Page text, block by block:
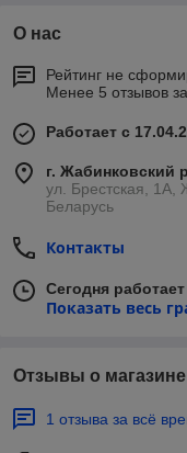
О нас
Рейтинг не
Менее 5 отзывов
Работает с
г. Жабинковский
ул. Брестская, 1А,
Беларусь
Контакты
Сегодня
Показать весь
Отзывы о магазине
1 отзыва за всё